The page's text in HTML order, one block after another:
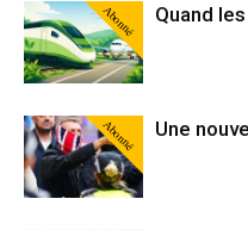
Abonné Quand
Abonné Une